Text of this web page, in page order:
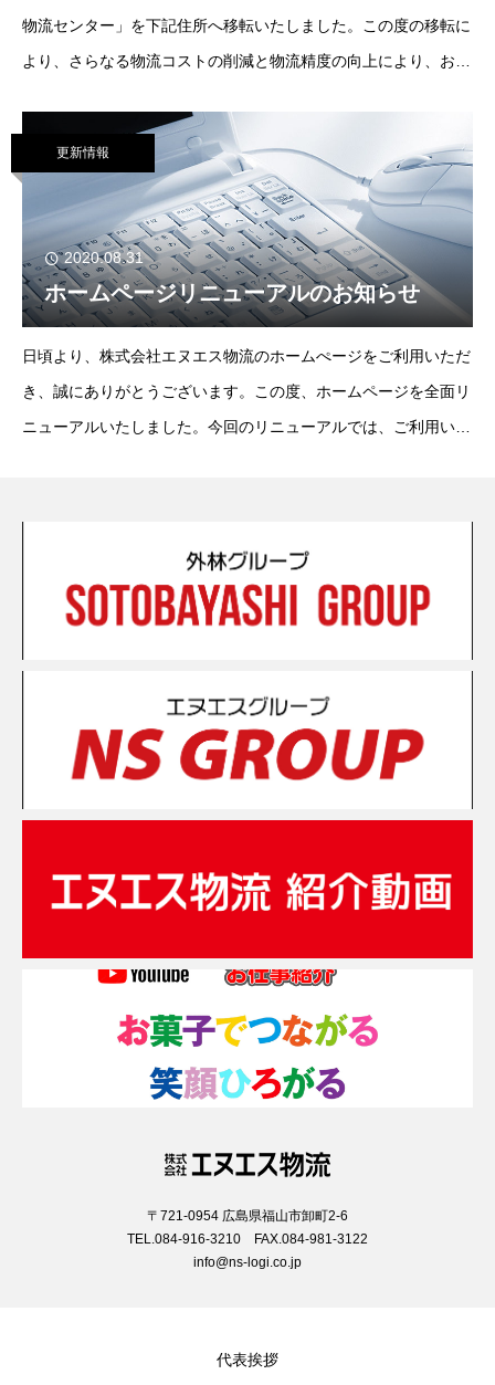
物流センター」を下記住所へ移転いたしました。この度の移転に
より、さらなる物流コストの削減と物流精度の向上により、お取
とお世話になりますが、引き続きよろしくお
更新情報
2020.08.31
ホームページリニューアルのお知らせ
日頃より、株式会社エヌエス物流のホームぺージをご利用いただ
き、誠にありがとうございます。この度、ホームページを全面リ
ニューアルいたしました。今回のリニューアルでは、ご利用いた
〒721-0954 広島県福山市卸町2-6
TEL.084-916-3210 FAX.084-981-3122
info@ns-logi.co.jp
代表挨拶